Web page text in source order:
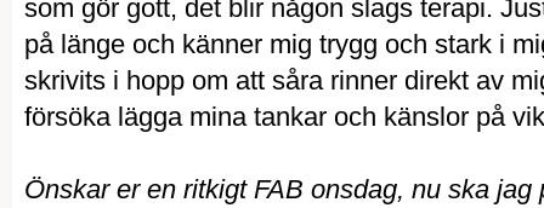
som gör gott, det blir någon slags terapi.
på länge och känner mig trygg och stark i
skrivits i hopp om att såra rinner direkt av
försöka lägga mina tankar och känslor på
Önskar er en ritkigt FAB onsdag, nu ska